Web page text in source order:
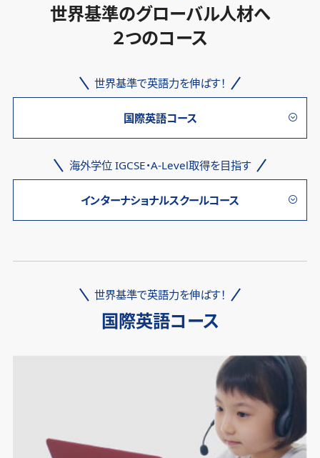
世界基準のグローバル人材へ
２つのコース
世界基準で英語力を伸ばす！
国際英語コース
海外学位 IGCSE・A-Level取得を目指す
インターナショナルスクールコース
世界基準で英語力を伸ばす！
国際英語コース